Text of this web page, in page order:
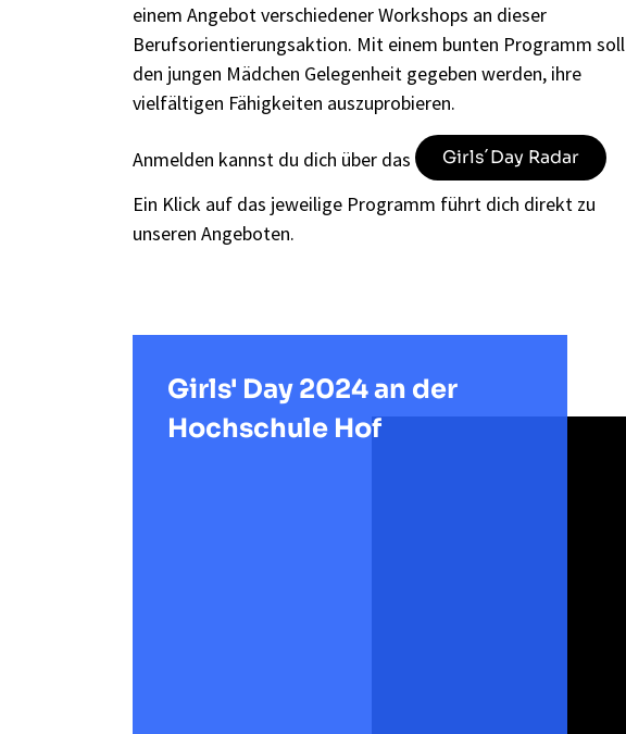
einem Angebot verschiedener Workshops an dieser
Berufsorientierungsaktion. Mit einem bunten Programm soll
den jungen Mädchen Gelegenheit gegeben werden, ihre
vielfältigen Fähigkeiten auszuprobieren.
Anmelden kannst du dich über das Girls´Day Radar
Ein Klick auf das jeweilige Programm führt dich direkt zu
unseren Angeboten.
Girls' Day 2024 an der
Hochschule Hof